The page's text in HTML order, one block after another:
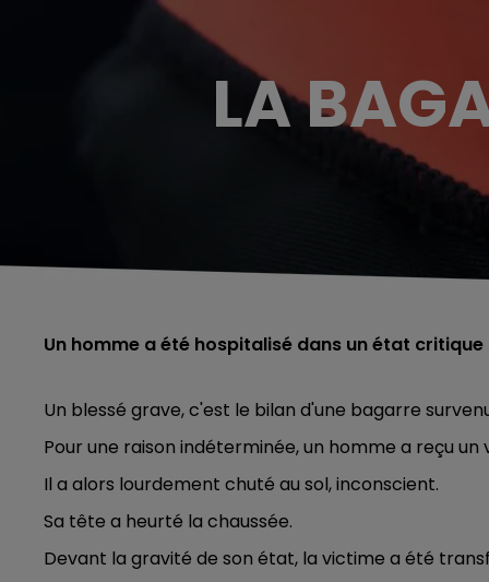
LA
Un homme a été hospitalisé dans un état
Un blessé grave, c'est le bilan d'une bagarre
Pour une raison indéterminée, un homme a reçu un
Il a alors lourdement chuté au sol, inconscient.
Sa tête a heurté la chaussée.
Devant la gravité de son état, la victime a été